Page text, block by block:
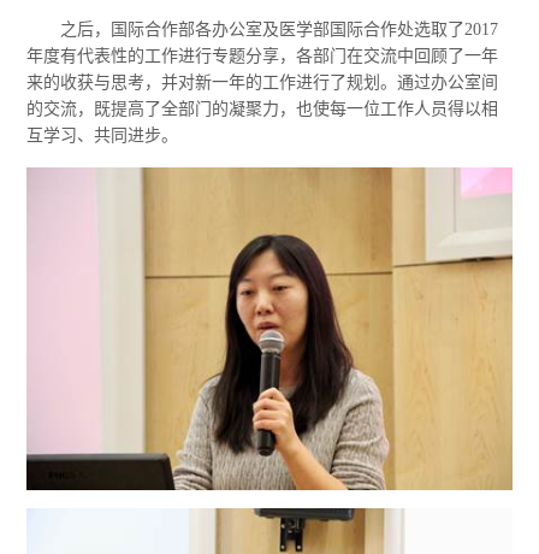
之后，国际合作部各办公室及医学部国际合作处选取了2017
年度有代表性的工作进行专题分享，各部门在交流中回顾了一年
来的收获与思考，并对新一年的工作进行了规划。通过办公室间
的交流，既提高了全部门的凝聚力，也使每一位工作人员得以相
互学习、共同进步。